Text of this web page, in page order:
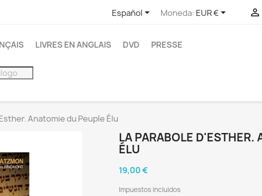
Español Moneda: EUR € 
LIVRES EN ANGLAIS DVD PRESSE
Anatomie du Peuple Élu
LA PARABOLE D'ESTHER.
ÉLU
19,00 €
Impuestos incluidos